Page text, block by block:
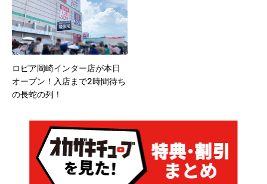
ロピア岡崎インター店が本日
オープン！入店まで2時間待ち
の長蛇の列！